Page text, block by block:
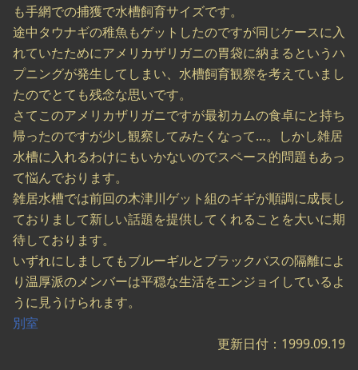
も手網での捕獲で水槽飼育サイズです。
途中タウナギの稚魚もゲットしたのですが同じケースに入
れていたためにアメリカザリガニの胃袋に納まるというハ
プニングが発生してしまい、水槽飼育観察を考えていまし
たのでとても残念な思いです。
さてこのアメリカザリガニですが最初カムの食卓にと持ち
帰ったのですが少し観察してみたくなって…。しかし雑居
水槽に入れるわけにもいかないのでスペース的問題もあっ
て悩んでおります。
雑居水槽では前回の木津川ゲット組のギギが順調に成長し
ておりまして新しい話題を提供してくれることを大いに期
待しております。
いずれにしましてもブルーギルとブラックバスの隔離によ
り温厚派のメンバーは平穏な生活をエンジョイしているよ
うに見うけられます。
別室
更新日付：1999.09.19